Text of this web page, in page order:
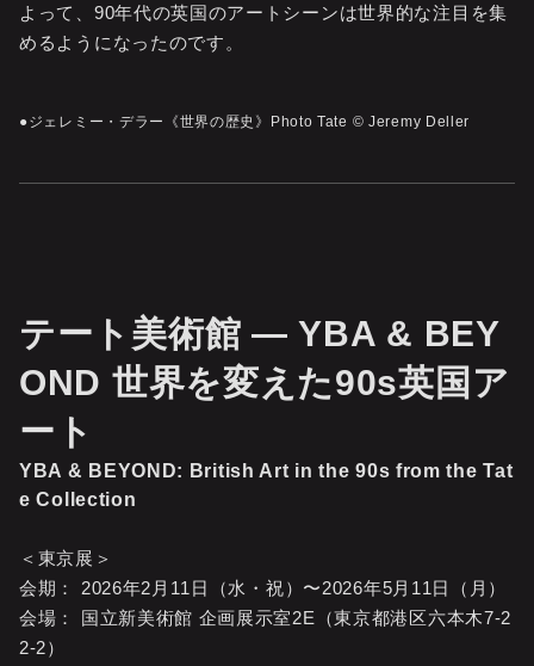
よって、90年代の英国のアートシーンは世界的な注目を集
めるようになったのです。
●ジェレミー・デラー《世界の歴史》Photo Tate © Jeremy Deller
テート美術館 ― YBA & BEY
OND 世界を変えた90s英国ア
ート
YBA & BEYOND: British Art in the 90s from the Tat
e Collection
＜東京展＞
会期： 2026年2月11日（水・祝）〜2026年5月11日（月）
会場： 国立新美術館 企画展示室2E（東京都港区六本木7-2
2-2）